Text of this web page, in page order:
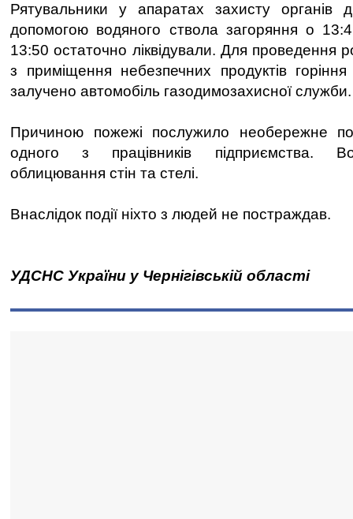
Рятувальники у апаратах захисту органів
допомогою водяного ствола загоряння о
13:50 остаточно ліквідували. Для проведення
з приміщення небезпечних продуктів
залучено автомобіль газодимозахисної служби.
Причиною пожежі послужило необережне
одного з працівників підприємства.
облицювання стін та стелі.
Внаслідок події ніхто з людей не постраждав.
УДСНС України у Чернігівській області